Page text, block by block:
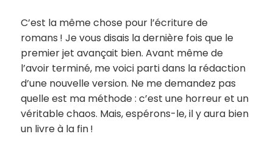
C’est la même chose pour l’écriture de
romans ! Je vous disais la dernière fois que le
premier jet avançait bien. Avant même de
l’avoir terminé, me voici parti dans la rédaction
d’une nouvelle version. Ne me demandez pas
quelle est ma méthode : c’est une horreur et un
véritable chaos. Mais, espérons-le, il y aura bien
un livre à la fin !